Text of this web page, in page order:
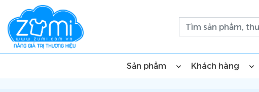
Sản phẩm Khách hàng